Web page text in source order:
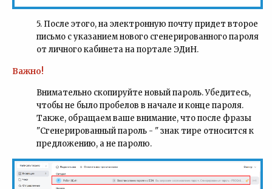
5. После этого, на электронную почту придет второе
письмо с указанием нового сгенерированного пароля
от личного кабинета на портале ЭДиН.
Важно!
Внимательно скопируйте новый пароль. Убедитесь,
чтобы не было пробелов в начале и конце пароля.
Также, обращаем ваше внимание, что после фразы
"Сгенерированный пароль - " знак тире относится к
предложению, а не паролю.